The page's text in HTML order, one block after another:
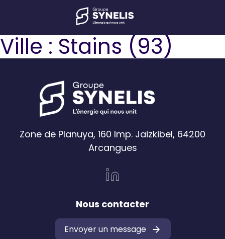
Ville : Stains (93)
Zone de Planuya, 160 Imp. Jaizkibel, 64200
Arcangues
Nous contacter
Envoyer un message